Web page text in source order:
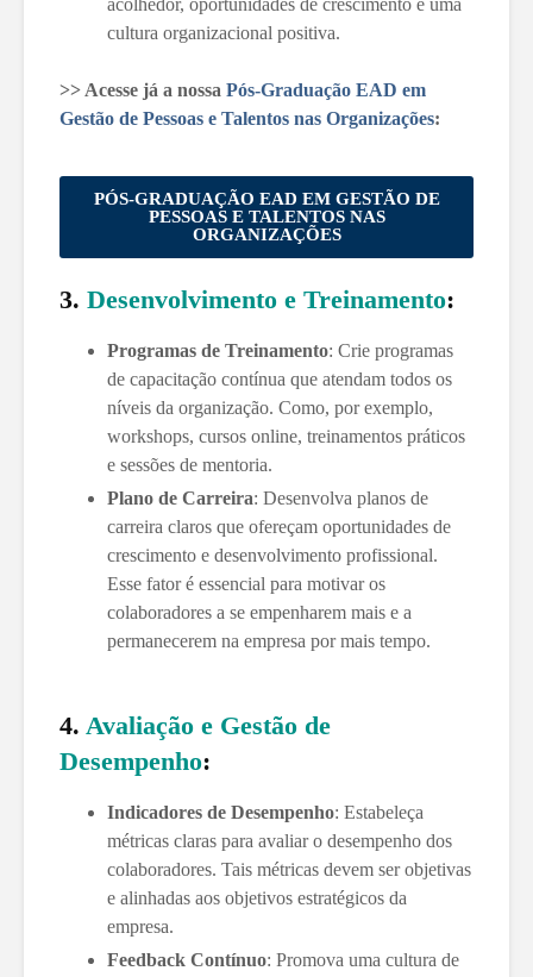
acolhedor, oportunidades de crescimento e uma
cultura organizacional positiva.
>> Acesse já a nossa Pós-Graduação EAD em
Gestão de Pessoas e Talentos nas Organizações:
PÓS-GRADUAÇÃO EAD EM GESTÃO DE
PESSOAS E TALENTOS NAS
ORGANIZAÇÕES
3. Desenvolvimento e Treinamento:
Programas de Treinamento: Crie programas
de capacitação contínua que atendam todos os
níveis da organização. Como, por exemplo,
workshops, cursos online, treinamentos práticos
e sessões de mentoria.
Plano de Carreira: Desenvolva planos de
carreira claros que ofereçam oportunidades de
crescimento e desenvolvimento profissional.
Esse fator é essencial para motivar os
colaboradores a se empenharem mais e a
permanecerem na empresa por mais tempo.
4. Avaliação e Gestão de
Desempenho:
Indicadores de Desempenho: Estabeleça
métricas claras para avaliar o desempenho dos
colaboradores. Tais métricas devem ser objetivas
e alinhadas aos objetivos estratégicos da
empresa.
Feedback Contínuo: Promova uma cultura de